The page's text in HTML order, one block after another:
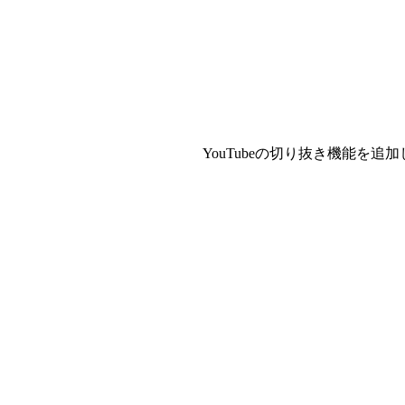
YouTubeの切り抜き機能を追加